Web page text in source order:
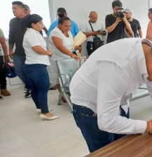
Las condiciones de calor
próximos días, por lo que
tomar precauciones,
cualquier aviso preventivo.
temperaturas seguirán
reforzando la importancia
evitar golpes de calor.
Fuente: 5to Poder Agencia